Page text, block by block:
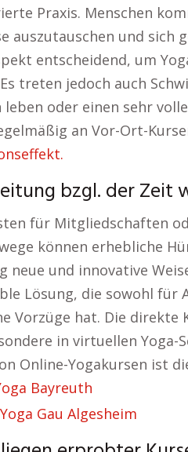
Praxis. Menschen
auszutauschen und
entscheidend, um
treten jedoch auch
leben oder einen sehr
an Vor-Ort-
bzgl. der Zeit
für Mitgliedschaften
können erhebliche
neue und innovative
Lösung, die sowohl für
Vorzüge hat. Die
in virtuellen Yoga-
Online-Yogakursen ist
Bayreuth